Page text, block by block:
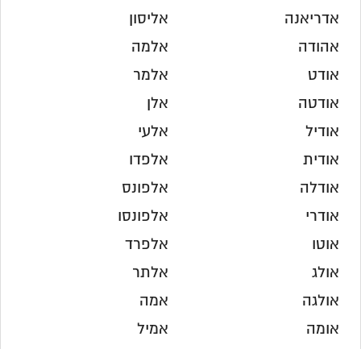
אדריאנה
אהודה
אודט
אודטה
אודיל
אודית
אודלה
אודרי
אוטו
אולג
אולגה
אומה
אליסון
אלמה
אלמר
אלן
אלעי
אלפדו
אלפונס
אלפונסו
אלפרד
אלתר
אמה
אמיל